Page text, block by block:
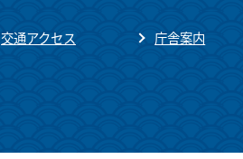
交通アクセス 庁舎案内